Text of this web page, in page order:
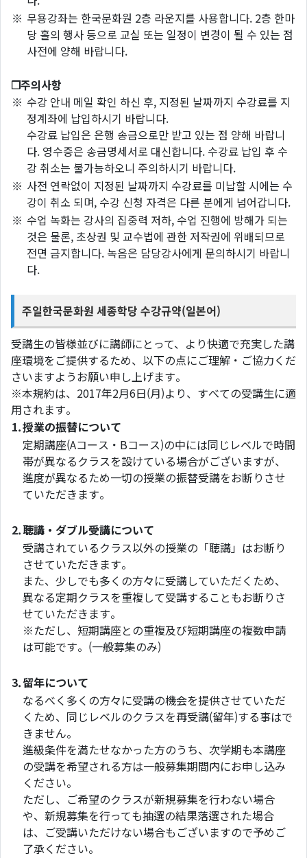
※ 무용강좌는 한국문화원 2층 라운지를 사용합니다. 2층 한마
당 홀의 행사 등으로 교실 또는 일정이 변경이 될 수 있는 점
사전에 양해 바랍니다.
❐주의사항
※ 수강 안내 메일 확인 하신 후, 지정된 날짜까지 수강료를 지
정계좌에 납입하시기 바랍니다.
수강료 납입은 은행 송금으로만 받고 있는 점 양해 바랍니
다. 영수증은 송금명세서로 대신합니다. 수강료 납입 후 수
강 취소는 불가능하오니 주의하시기 바랍니다.
※ 사전 연락없이 지정된 날짜까지 수강료를 미납할 시에는 수
강이 취소 되며, 수강 신청 자격은 다른 분에게 넘어갑니다.
※ 수업 녹화는 강사의 집중력 저하, 수업 진행에 방해가 되는
것은 물론, 초상권 및 교수법에 관한 저작권에 위배되므로
전면 금지합니다. 녹음은 담당강사에게 문의하시기 바랍니
다.
주일한국문화원 세종학당 수강규약(일본어)
受講生の皆様並びに講師にとって、より快適で充実した講
座環境をご提供するため、以下の点にご理解・ご協力くだ
さいますようお願い申し上げます。
※本規約は、2017年2月6日(月)より、すべての受講生に適
用されます。
1.授業の振替について
定期講座(Aコース・Bコース)の中には同じレベルで時間
帯が異なるクラスを設けている場合がございますが、
進度が異なるため一切の授業の振替受講をお断りさせ
ていただきます。
2.聴講・ダブル受講について
受講されているクラス以外の授業の「聴講」はお断り
させていただきます。
また、少しでも多くの方々に受講していただくため、
異なる定期クラスを重複して受講することもお断りさ
せていただきます。
※ただし、短期講座との重複及び短期講座の複数申請
は可能です。(一般募集のみ)
3.留年について
なるべく多くの方々に受講の機会を提供させていただ
くため、同じレベルのクラスを再受講(留年)する事はで
きません。
進級条件を満たせなかった方のうち、次学期も本講座
の受講を希望される方は一般募集期間内にお申し込み
ください。
ただし、ご希望のクラスが新規募集を行わない場合
や、新規募集を行っても抽選の結果落選された場合
は、ご受講いただけない場合もございますので予めご
了承ください。